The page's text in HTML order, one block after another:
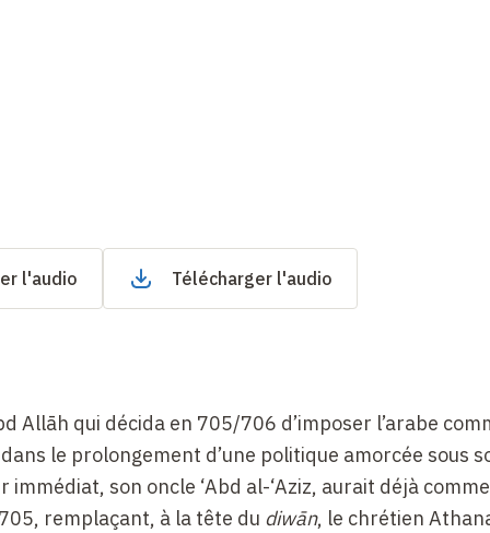
l'audio Télécharger l'audio
Allāh qui décida en 705/706 d’imposer l’arabe
le prolongement d’une politique amorcée sous
immédiat, son oncle ‘Abd al-‘Aziz, aurait déjà
remplaçant, à la tête du diwān, le chrétien